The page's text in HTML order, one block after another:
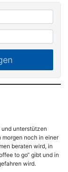
unterstützen
morgen noch in einer
beraten wird, in
to go“ gibt und in
wird.